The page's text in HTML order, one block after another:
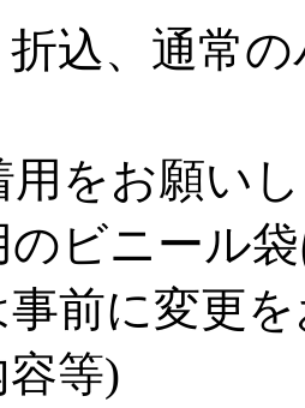
折込、通常
用をお願い
ビニール
前に変更
容等)